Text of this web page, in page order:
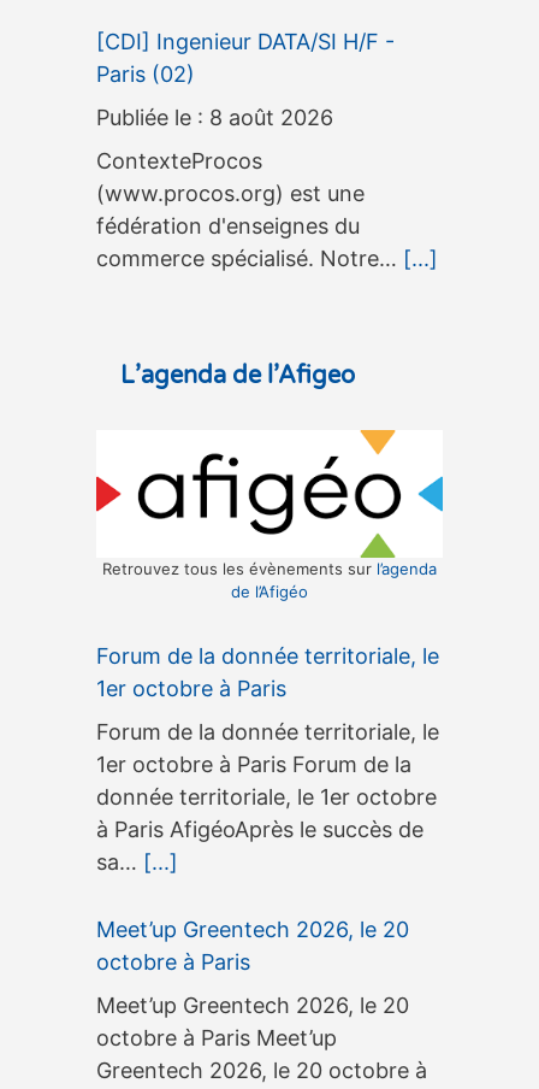
[CDI] Ingenieur DATA/SI H/F -
Paris (02)
8 août 2026
ContexteProcos
(www.procos.org) est une
fédération d'enseignes du
commerce spécialisé. Notre… [...]
L’agenda de l’Afigeo
Retrouvez tous les évènements sur l’agenda
de l’Afigéo
Forum de la donnée territoriale, le
1er octobre à Paris
Forum de la donnée territoriale, le
1er octobre à Paris Forum de la
donnée territoriale, le 1er octobre
à Paris AfigéoAprès le succès de
sa… [...]
Meet’up Greentech 2026, le 20
octobre à Paris
Meet’up Greentech 2026, le 20
octobre à Paris Meet’up
Greentech 2026, le 20 octobre à